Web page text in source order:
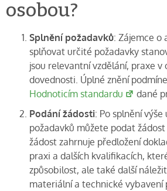
osobou?
Splnění požadavků: Zájemce o
splňovat určité požadavky
jsou relevantní vzdělání, praxe
dovednosti. Úplné znění
Hodnoticím standardu
dané
Podání žádosti: Po splnění
požadavků můžete podat
žádost zahrnuje předložení
praxi a dalších kvalifikacích,
způsobilost, ale také další
materiální a technické vybavení